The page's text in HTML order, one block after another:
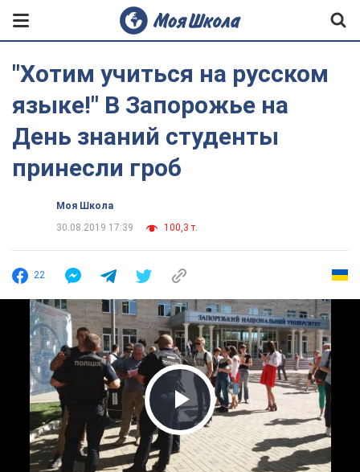
"Хотим учиться на русском
языке!" В Запорожье на
День знаний студенты
принесли гроб
Моя Школа
30.08.2019 17:39
100,3 т.
22
Play Video